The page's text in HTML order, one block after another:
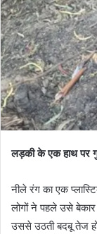
लड़की के एक हाथ पर
नीले रंग का एक
लोगों ने पहले उसे
उससे उठती बदबू तेज